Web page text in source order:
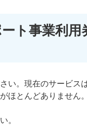
ト事業利用
い。現在のサービス
ほとんどありません
。